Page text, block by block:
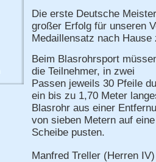
Die erste Deutsche
großer Erfolg für unseren
Medaillensatz nach
Beim Blasrohrsport
die Teilnehmer, in zwei
Passen jeweils 30 Pfeile
ein bis zu 1,70 Meter
Blasrohr aus einer
von sieben Metern auf eine
Scheibe pusten.
Manfred Treller (Herren IV)